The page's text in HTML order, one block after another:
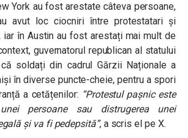
York au fost arestate câteva persoane,
avut loc ciocniri între protestatari și
în Austin au fost arestați mai mult de
guvernatorul republican al statului
soldați din cadrul Gărzii Naționale a
în diverse puncte-cheie, pentru a spori
a cetățenilor: “Protestul pașnic este
persoane sau distrugerea unei
și va fi pedepsită”, a scris el pe X.